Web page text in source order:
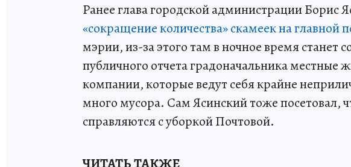
Ранее глава городской администрации Борис
«сокращение количества» скамеек на главной
мэрии, из-за этого там в ночное время станет
публичного отчета градоначальника местные
компании, которые ведут себя крайне
много мусора. Сам Ясинский тоже посетовал,
справляются с уборкой Почтовой.